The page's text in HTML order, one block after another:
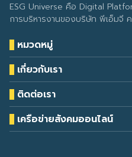
ESG Universe คือ Digital
การบริหารงานของบริษัท พีเอ็มจี
หมวดหมู่
Health & Wellness
Eco Icon
ESG Data
Climate Change
ESG Report
เกี่ยวกับเรา
Our Services
About Us
Contact Us
ติดต่อเรา
โทรศัพท์: 090-549-2524
เครือข่ายสังคมออนไลน์